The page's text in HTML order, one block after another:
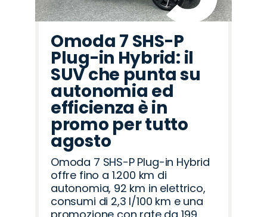
Omoda 7 SHS-P
Plug-in Hybrid: il
SUV che punta su
autonomia ed
efficienza è in
promo per tutto
agosto
Omoda 7 SHS-P Plug-in Hybrid
offre fino a 1.200 km di
autonomia, 92 km in elettrico,
consumi di 2,3 l/100 km e una